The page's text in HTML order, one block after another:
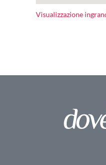
Visualizzazione